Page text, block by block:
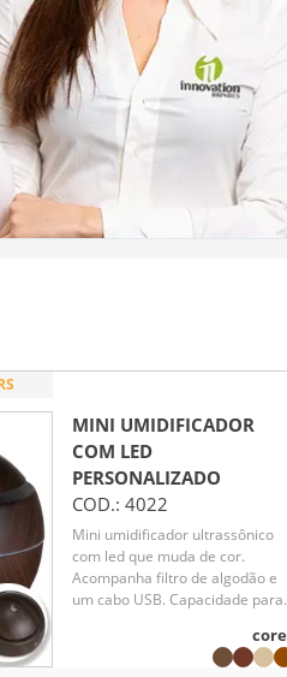
MINI UMIDIFICADOR
COM LED
PERSONALIZADO
COD.: 4022
Mini umidificador ultrassônico
com led que muda de cor.
Acompanha filtro de algodão e
um cabo USB. Capacidade para
plástico e revestido por adesivo
caracterizando madeira. Taxa